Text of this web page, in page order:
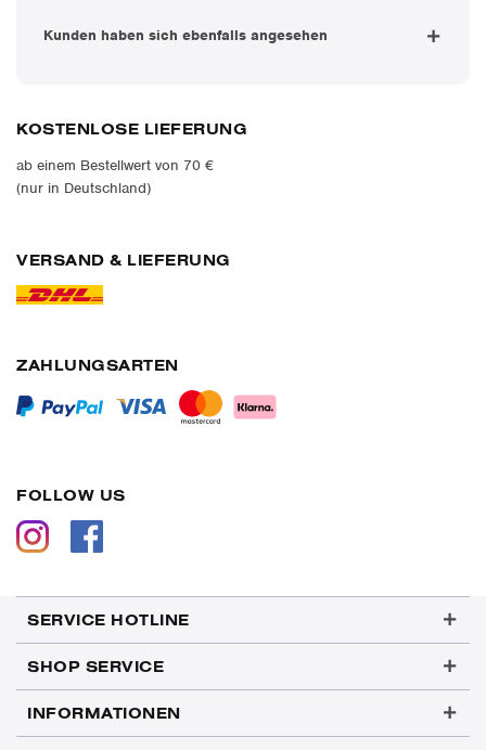
Kunden haben sich ebenfalls angesehen
KOSTENLOSE LIEFERUNG
ab einem Bestellwert von 70 €
(nur in Deutschland)
VERSAND & LIEFERUNG
ZAHLUNGSARTEN
FOLLOW US
SERVICE HOTLINE
SHOP SERVICE
INFORMATIONEN